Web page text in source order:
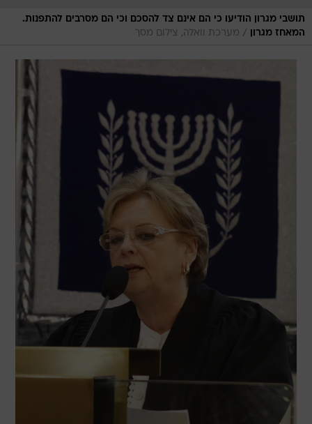
תושבי מגרון הודיעו כי הם אינם צד להסכם וכי הם מסרבים להתפנות.
המאחז מגרון
/ מערכת וואלה, צילום מסך